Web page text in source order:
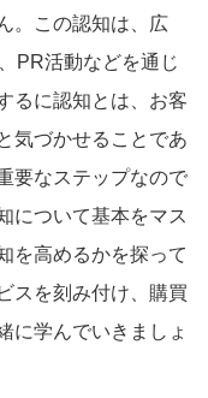
。この認知は、広
PR活動などを通じ
るに認知とは、お客
気づかせることであ
要なステップなので
について基本をマス
を高めるかを探って
スを刻み付け、購買
に学んでいきましょ